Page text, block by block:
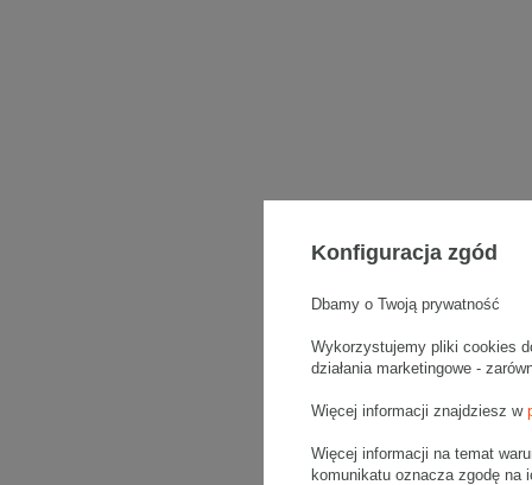
Konfiguracja zgód
Dbamy o Twoją prywatność
Wykorzystujemy pliki cookies
działania marketingowe -
Więcej informacji znajdziesz w
Więcej informacji na temat
komunikatu oznacza zgodę na